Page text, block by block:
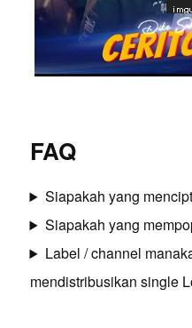
FAQ
Siapakah yang
Siapakah yang
Label / channel
mendistribusikan single